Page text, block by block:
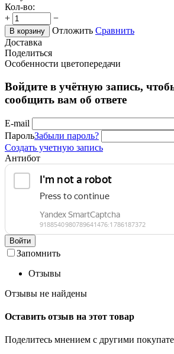
Кол-во:
+
−
В корзину Отложить Сравнить
Доставка
Поделиться
Особенности цветопередачи
Войдите в учётную запись,
сообщить вам об ответе
E-mail
ПарольЗабыли пароль?
Создать учетную запись
Антибот
Войти
Запомнить
Отзывы
Отзывы не найдены
Оставить отзыв на этот товар
Поделитесь мнением с другими